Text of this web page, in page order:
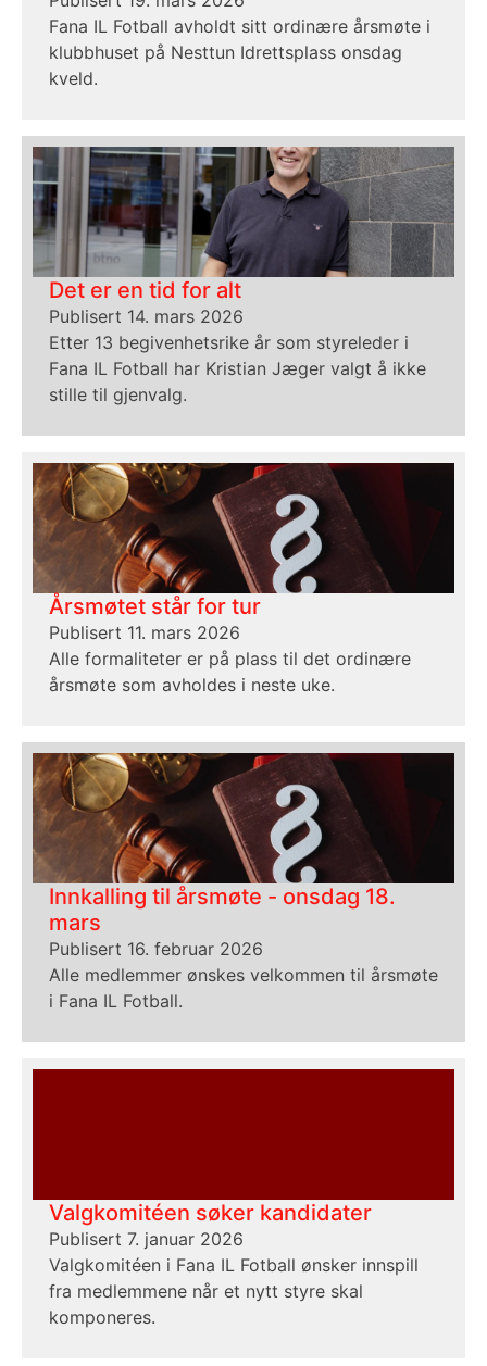
Fana IL Fotball avholdt sitt ordinære årsmøte i
klubbhuset på Nesttun Idrettsplass onsdag
kveld.
Det er en tid for alt
Publisert 14. mars 2026
Etter 13 begivenhetsrike år som styreleder i
Fana IL Fotball har Kristian Jæger valgt å ikke
stille til gjenvalg.
Årsmøtet står for tur
Publisert 11. mars 2026
Alle formaliteter er på plass til det ordinære
årsmøte som avholdes i neste uke.
Innkalling til årsmøte - onsdag 18.
mars
Publisert 16. februar 2026
Alle medlemmer ønskes velkommen til årsmøte
i Fana IL Fotball.
Valgkomitéen søker kandidater
Publisert 7. januar 2026
Valgkomitéen i Fana IL Fotball ønsker innspill
fra medlemmene når et nytt styre skal
komponeres.